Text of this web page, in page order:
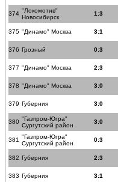
374 "Локомотив"
Новосибирск
1:3
375 "Динамо" Москва 3:1
376 Грозный 0:3
377 "Динамо" Москва 2:3
378 "Динамо" Москва 3:0
379 Губерния 3:0
380 "Газпром-Югра"
Сургутский район
3:0
381 "Газпром-Югра"
Сургутский район
0:3
382 Губерния 2:3
383 Губерния 3:1